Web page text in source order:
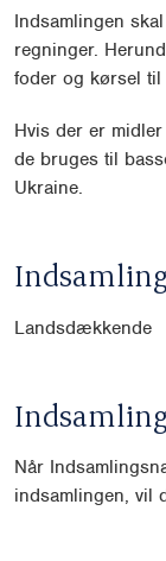
Indsamlingen
regninger.
foder og kørsel
Hvis der er
de bruges til
Ukraine.
Landsdækkende
Når
indsamlingen, vil